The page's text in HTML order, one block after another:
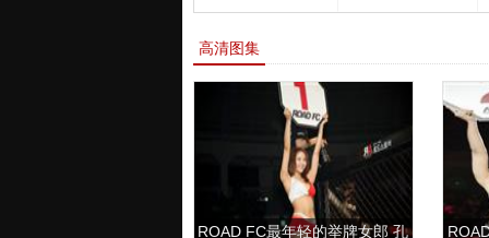
季
高清图集
ROAD FC最年轻的举牌女郎 孔